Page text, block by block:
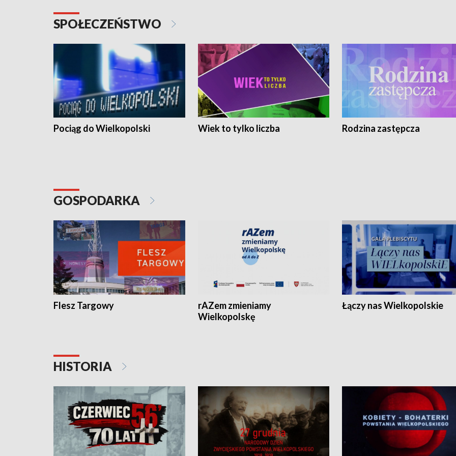
SPOŁECZEŃSTWO
Pociąg do Wielkopolski Wiek to tylko liczba Rodzina zastępcza
GOSPODARKA
Flesz Targowy
rAZem zmieniamy
Wielkopolskę
Łączy nas Wielkopolskie
HISTORIA